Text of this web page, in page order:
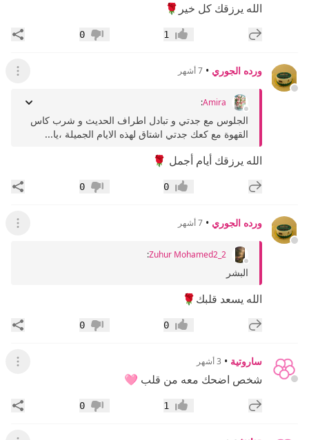
الله يرزقك كل خير🌹
إضافة رد جديد إعجاب1 عدم إعجاب
0
ورده الجوري • 7 أشهر عرض
Amira
:
الجلوس مع جدتي و تبادل اطراف الحديث و شرب كاس
القهوة مع كعك جدتي اشتاق لهذه الايام الجميلة ،يا...
الله يرزقك أيام أجمل 🌹
إضافة رد جديد إعجاب0 عدم إعجاب
0
ورده الجوري • 7 أشهر عرض
Zuhur Mohamed2_2
:
البشر
الله يسعد قلبك🌹
إضافة رد جديد إعجاب0 عدم إعجاب
0
ساروتية • 3 أشهر عرض
شخص اضحك معه من قلب 🩷
إضافة رد جديد إعجاب1 عدم إعجاب
0